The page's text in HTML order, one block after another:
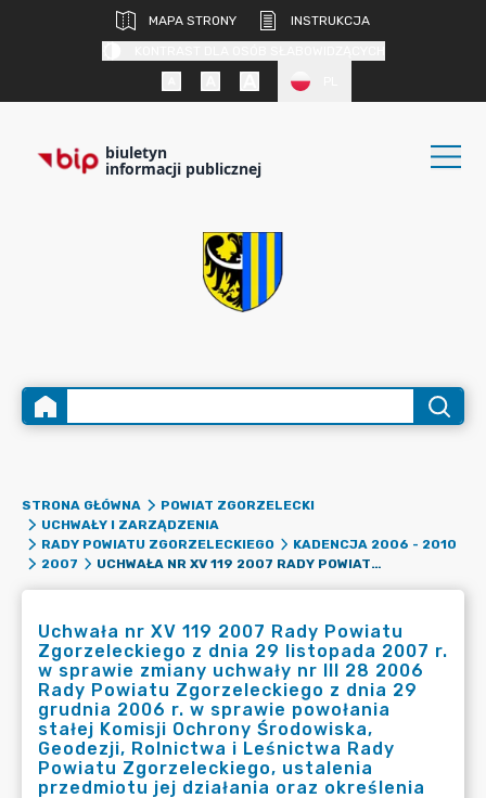
MAPA STRONY
INSTRUKCJA
biuletyn
informacji publicznej
STRONA GŁÓWNA
POWIAT ZGORZELECKI
UCHWAŁY I ZARZĄDZENIA
RADY POWIATU ZGORZELECKIEGO
KADENCJA 2006 - 2010
2007
UCHWAŁA NR XV 119 2007 RADY POWIATU ZGORZELECKIEGO Z DNIA 29 LISTOPADA 2007 R. W SPRAWIE ZMIANY UCHWAŁY NR III 28 2006 RADY POWIATU ZGORZELECKIEGO Z DNIA 29 GRUDNIA 2006 R. W SPRAWIE POWOŁANIA STAŁEJ KOMISJI OCHRONY ŚRODOWISKA, GEODEZJI, ROLNICTWA I LEŚNICTWA RADY POWIATU ZGORZELECKIEGO, USTALENIA PRZEDMIOTU JEJ DZIAŁANIA ORAZ OKREŚLENIA SKŁADU OSOBOWEGO.
Uchwała nr XV 119 2007 Rady Powiatu
Zgorzeleckiego z dnia 29 listopada 2007 r.
w sprawie zmiany uchwały nr III 28 2006
Rady Powiatu Zgorzeleckiego z dnia 29
grudnia 2006 r. w sprawie powołania
stałej Komisji Ochrony Środowiska,
Geodezji, Rolnictwa i Leśnictwa Rady
Powiatu Zgorzeleckiego, ustalenia
przedmiotu jej działania oraz określenia